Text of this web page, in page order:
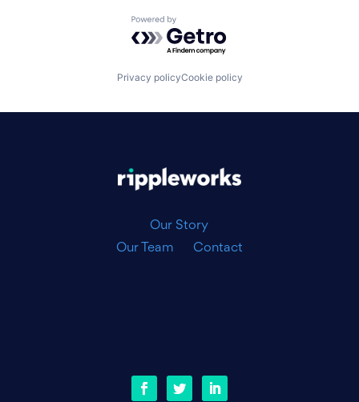
Powered by Getro.com
Privacy policyCookie policy
Our Story
Our Team
Contact